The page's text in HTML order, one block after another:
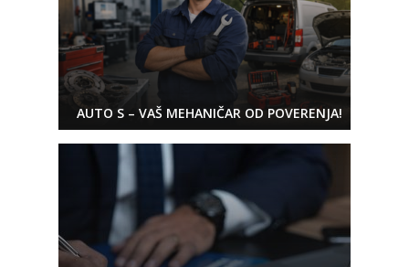
AUTO S – VAŠ MEHANIČAR OD POVERENJA!